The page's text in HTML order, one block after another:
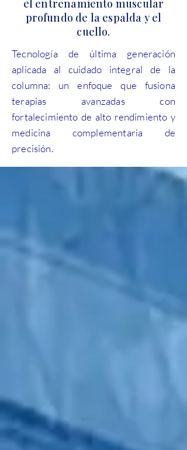
el entrenamiento muscular
profundo de la espalda y el
cuello.
Tecnología de última generación
aplicada al cuidado integral de la
columna: un enfoque que fusiona
terapias avanzadas con
fortalecimiento de alto rendimiento y
medicina complementaria de
precisión.